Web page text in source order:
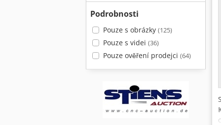
Podrobnosti
Pouze s obrázky (125)
Pouze s videi (36)
Pouze ověření prodejci (64)